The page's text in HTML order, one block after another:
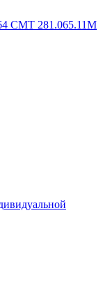
CMT 281.065.11M